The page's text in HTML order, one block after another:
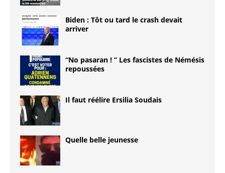
Biden : Tôt ou tard le crash devait
arriver
“No pasaran ! ” Les fascistes de Némésis
repoussées
Il faut réélire Ersilia Soudais
Quelle belle jeunesse